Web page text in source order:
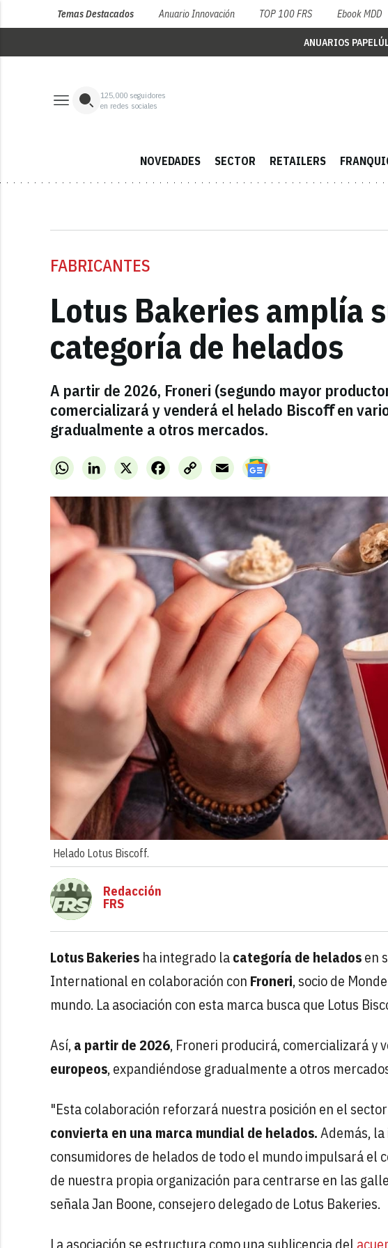
Temas Destacados Anuario Innovación TOP 100 FRS Ebook MDD
ANUARIOS PAPEL
125,000 seguidores
en redes sociales
NOVEDADES SECTOR RETAILERS
FABRICANTES
Lotus Bakeries amplía
categoría de helados
A partir de 2026, Froneri (segundo mayor
comercializará y venderá el helado Biscoﬀ en
gradualmente a otros mercados.
WhatsAppLinkedInX FacebookCopy
Link
Email
Helado Lotus Biscoff.
Redacción
FRS
Lotus Bakeries ha integrado lacategoría de heladosen
International en colaboración con Froneri, socio de
mundo. La asociación con esta marca busca que Lotus
Así,a partir de 2026, Froneri producirá, comercializará y
europeos, expandiéndose gradualmente a otros
"Esta colaboración reforzará nuestra posición en el
convierta en una marca mundial de helados.Además,
consumidores de helados de todo el mundo impulsará el
de nuestra propia organización para centrarse en las
señala Jan Boone, consejero delegado de Lotus Bakeries.
La asociación se estructura como una sublicencia del